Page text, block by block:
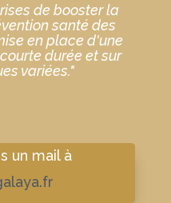
de booster la
santé des
en place d'une
durée et sur
variées."
un mail à